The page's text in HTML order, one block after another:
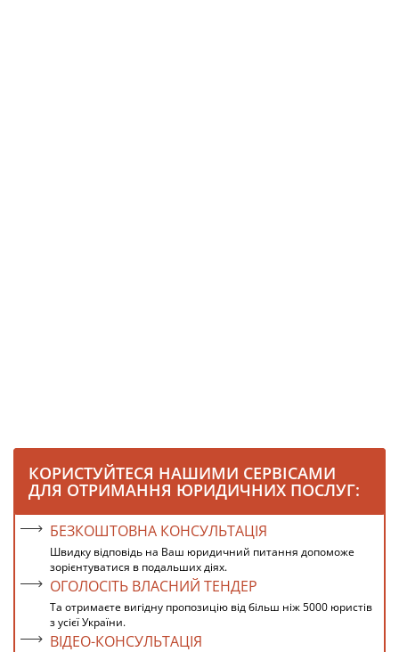
КОРИСТУЙТЕСЯ НАШИМИ СЕРВІСАМИ
ДЛЯ ОТРИМАННЯ ЮРИДИЧНИХ ПОСЛУГ:
БЕЗКОШТОВНА КОНСУЛЬТАЦІЯ
Швидку відповідь на Ваш юридичний питання допоможе
зорієнтуватися в подальших діях.
ОГОЛОСІТЬ ВЛАСНИЙ ТЕНДЕР
Та отримаєте вигідну пропозицію від більш ніж 5000 юристів
з усієї України.
ВІДЕО-КОНСУЛЬТАЦІЯ